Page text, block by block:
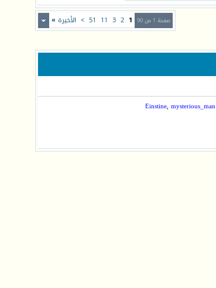
صفحة 1 من 90 1
2
3
11
51
> الأخيرة »
Einstine, mysterious_man